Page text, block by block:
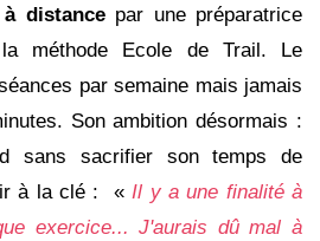
distancepar une préparatrice
méthode Ecole de Trail. Le
par semaine mais jamais
Son ambition désormais :
sans sacrifier son temps de
à la clé : «Il y a une finalité à
exercice... J'aurais dû mal à